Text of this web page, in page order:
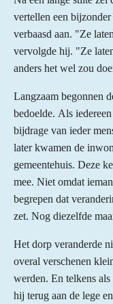
vertellen een
verbaasd aan. "Ze
vervolgde hij. "Ze
anders het wel zou
Langzaam begonnen
bedoelde. Als
bijdrage van ieder
later kwamen de
gemeentehuis. Deze
mee. Niet omdat
begrepen dat
zet. Nog diezelfde
Het dorp veranderde
overal verschenen
werden. En telkens
hij terug aan de lege